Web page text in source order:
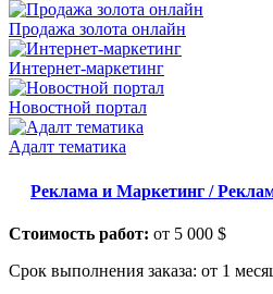
Продажа золота онлайн
Интернет-маркетинг
Новостной портал
Адалт тематика
Реклама и Маркетинг /
Стоимость работ: от 5 000 $
Срок выполнения заказа: от 1